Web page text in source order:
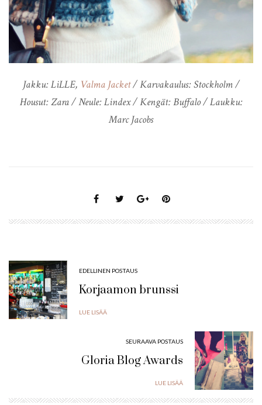
Jakku: LiLLE, Valma Jacket/ Karvakaulus: Stockholm /
Housut: Zara / Neule: Lindex / Kengät: Buffalo / Laukku:
Marc Jacobs
EDELLINEN POSTAUS
Korjaamon brunssi
LUE LISÄÄ
SEURAAVA POSTAUS
Gloria Blog Awards
LUE LISÄÄ